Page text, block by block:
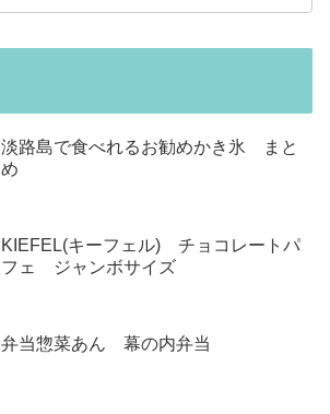
淡路島で食べれるお勧めかき氷 まと
め
KIEFEL(キーフェル) チョコレートパ
フェ ジャンボサイズ
弁当惣菜あん 幕の内弁当